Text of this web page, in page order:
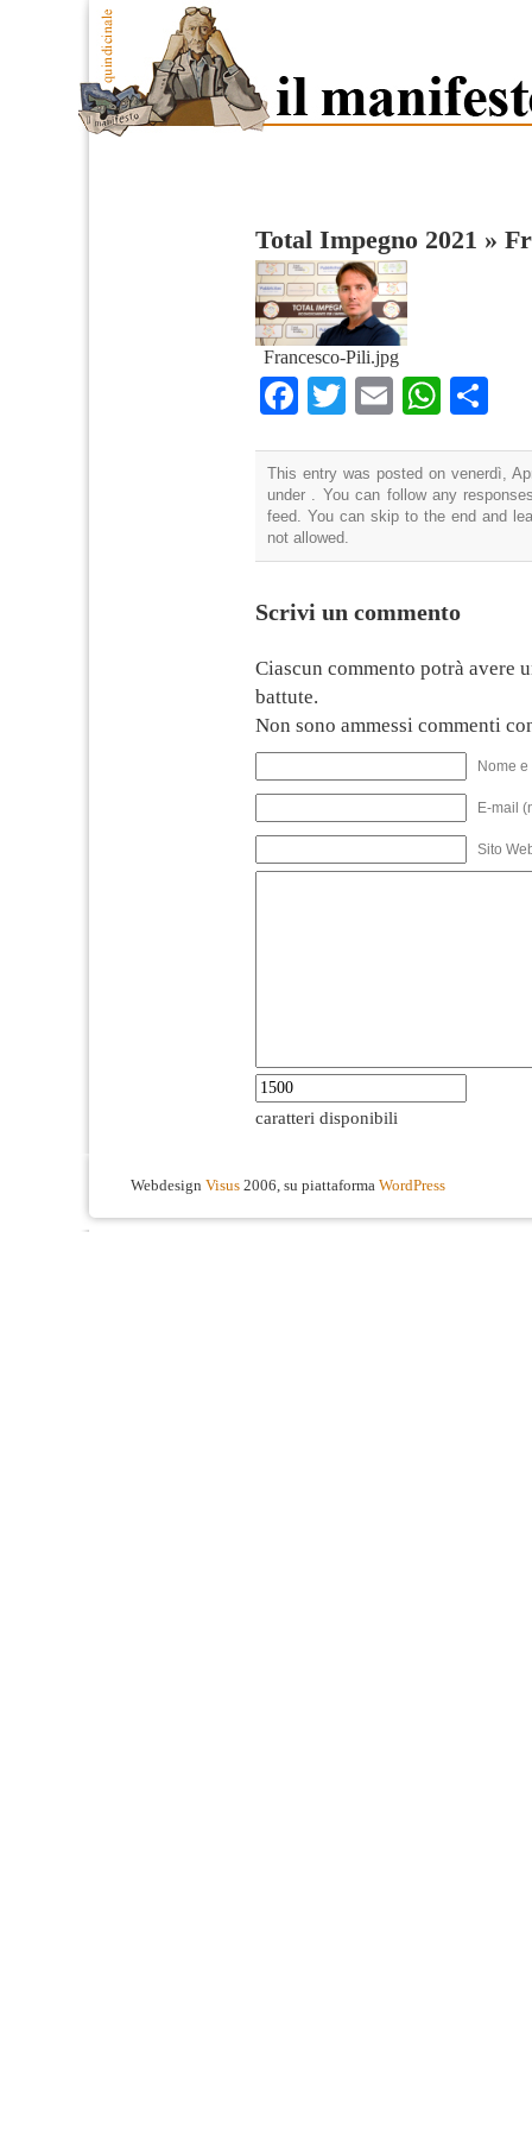
Total Impegno 2021 »
Francesco-Pili.jpg
Facebook
TwitterEmail
This entry was posted on venerdì,
under . You can follow any
feed. You can skip to the end and
not allowed.
Scrivi un commento
Ciascun commento potrà avere
battute.
Non sono ammessi commenti
Nome
E-mail
Sito
caratteri disponibili
Webdesign Visus 2006, su piattaforma WordPress